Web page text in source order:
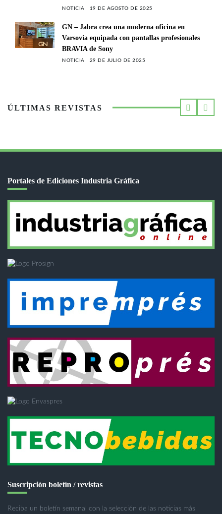
NOTICIA 19 DE AGOSTO DE 2025
GN – Jabra crea una moderna oficina en
Varsovia equipada con pantallas profesionales
BRAVIA de Sony
NOTICIA 29 DE JULIO DE 2025
ÚLTIMAS REVISTAS
Portales de Ediciones Industria Gráfica
Suscripción boletín / revistas
Reciba un boletín semanal con la selección de las noticias más